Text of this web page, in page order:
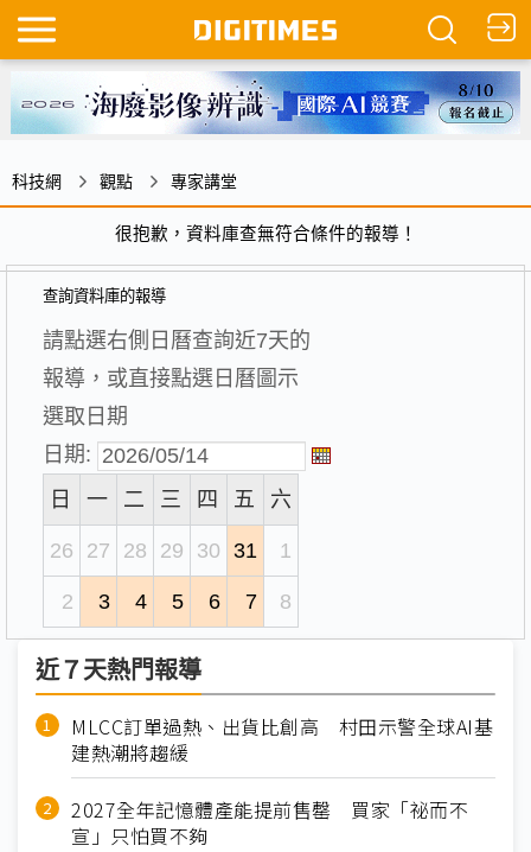
科技網 觀點 專家講堂
很抱歉，資料庫查無符合條件的報導！
查詢資料庫的報導
請點選右側日曆查詢近7天的
報導，或直接點選日曆圖示
選取日期
日期:
日
一 二 三 四 五 六
26 27 28 29 30 31 1
2 3 4 5 6 7 8
近７天熱門報導
MLCC訂單過熱、出貨比創高 村田示警全球AI基
建熱潮將趨緩
2027全年記憶體產能提前售罄 買家「祕而不
宣」只怕買不夠